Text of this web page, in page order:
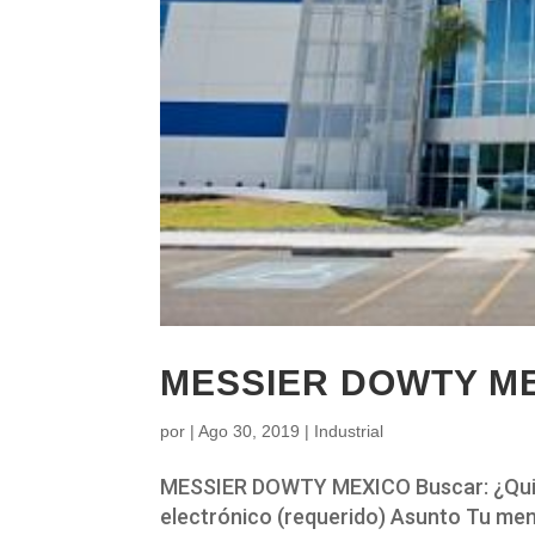
MESSIER DOWTY
por |Ago 30, 2019 | Industrial
MESSIER DOWTY MEXICO Buscar:
electrónico (requerido) Asunto Tu